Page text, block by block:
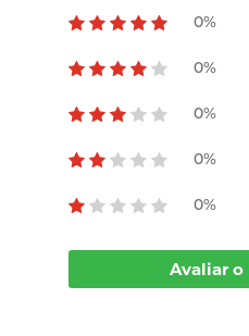
0%
0%
0%
0%
0%
Avaliar